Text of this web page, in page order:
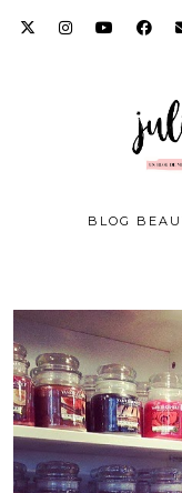
BLOG